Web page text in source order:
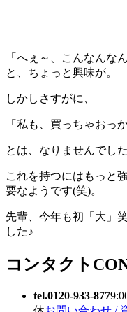
「へぇ～、こんなんな
と、ちょっと興味が。
しかしさすがに、
「私も、買っちゃおっ
とは、なりませんでした
これを持つにはもっと
要なようです(笑)。
先輩、今年も初「大」
した♪
コンタクト
tel.0120-933-877